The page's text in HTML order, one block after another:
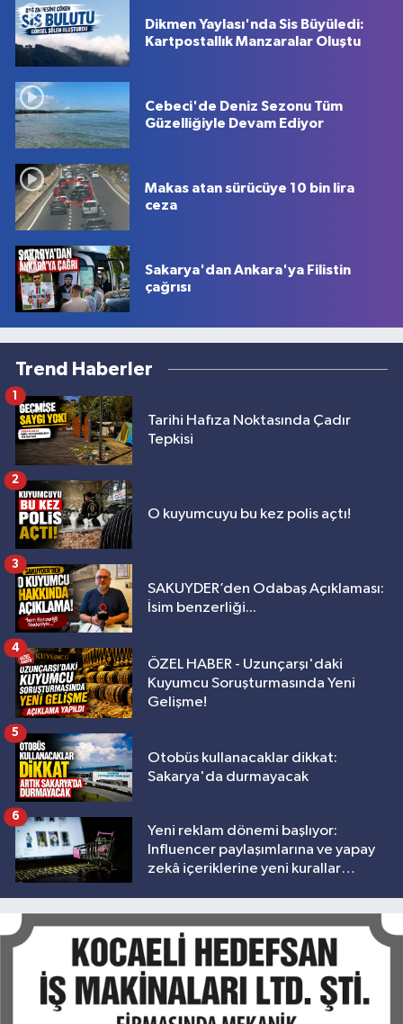
Dikmen Yaylası'nda Sis Büyüledi:
Kartpostallık Manzaralar Oluştu
Cebeci'de Deniz Sezonu Tüm
Güzelliğiyle Devam Ediyor
Makas atan sürücüye 10 bin lira
ceza
Sakarya'dan Ankara'ya Filistin
çağrısı
Trend Haberler
Tarihi Hafıza Noktasında Çadır
Tepkisi
1
O kuyumcuyu bu kez polis açtı!
2
SAKUYDER’den Odabaş Açıklaması:
İsim benzerliği...
3
ÖZEL HABER - Uzunçarşı'daki
Kuyumcu Soruşturmasında Yeni
Gelişme!
4
Otobüs kullanacaklar dikkat:
Sakarya'da durmayacak
5
Yeni reklam dönemi başlıyor:
Influencer paylaşımlarına ve yapay
zekâ içeriklerine yeni kurallar
6